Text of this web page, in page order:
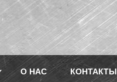
О НАС КОНТАКТЫ